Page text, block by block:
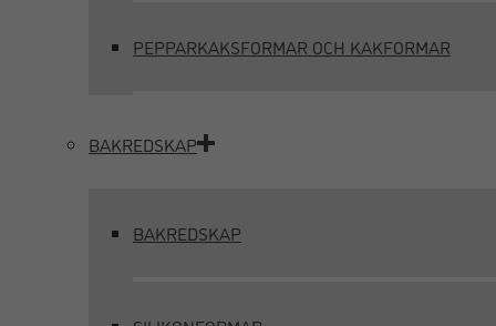
PEPPARKAKSFORMAR OCH KAKFORMAR
BAKREDSKAP
BAKREDSKAP